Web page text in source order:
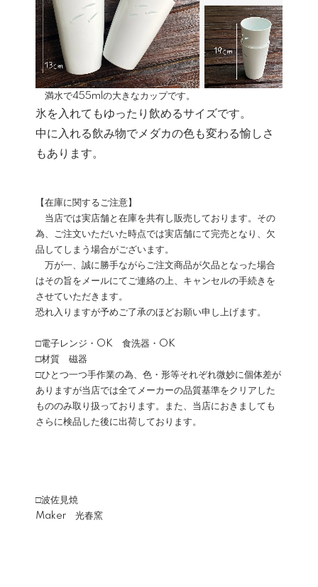
満水で455mlの大きなカップです。
氷を入れてもゆったり飲めるサイズです。
中に入れる飲み物でメダカの色も変わる愉しさ
もあります。
【在庫に関するご注意】
当店では実店舗と在庫を共有し販売しております。その
為、ご注文いただいた時点では実店舗にて完売となり、欠
品してしまう場合がございます。
万が一、誠に勝手ながらご注文商品が欠品となった場合
はその旨をメールにてご連絡の上、キャンセルの手続きを
させていただきます。
恐れ入りますが予めご了承のほどお願い申し上げます。
□電子レンジ・OK 食洗器・OK
□材質 磁器
□ひとつ一つ手作業の為、色・形等それぞれ微妙に個体差が
ありますが当店では全てメーカーの品質基準をクリアした
もののみ取り扱っております。また、当店におきましても
さらに検品した後に出荷しております。
□波佐見焼
Maker 光春窯